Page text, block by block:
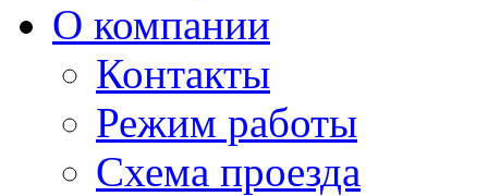
О компании
Контакты
Режим работы
Схема проезда